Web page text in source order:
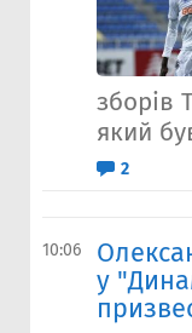
зборів
який
2
10:06
у